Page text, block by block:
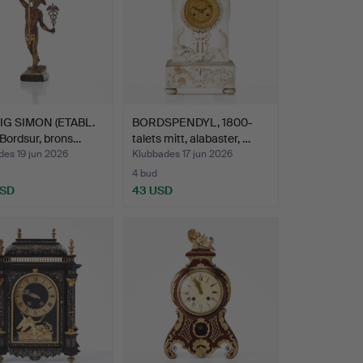
SIMON (ETABL.
brons…
19 jun 2026
BORDSPENDYL, 1800-
talets mitt, alabaster, …
Klubbades 17 jun 2026
4 bud
43 USD